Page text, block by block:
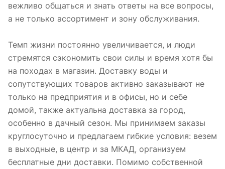
вежливо общаться и знать ответы на все вопросы,
а не только ассортимент и зону обслуживания.
Темп жизни постоянно увеличивается, и люди
стремятся сэкономить свои силы и время хотя бы
на походах в магазин. Доставку воды и
сопутствующих товаров активно заказывают не
только на предприятия и в офисы, но и себе
домой, также актуальна доставка за город,
особенно в дачный сезон. Мы принимаем заказы
круглосуточно и предлагаем гибкие условия: везем
в выходные, в центр и за МКАД, организуем
бесплатные дни доставки. Помимо собственной